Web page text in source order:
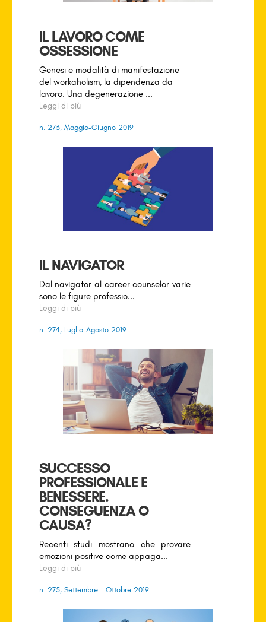
IL LAVORO COME
OSSESSIONE
Genesi e modalità di manifestazione
del workaholism, la dipendenza da
lavoro. Una degenerazione ...
Leggi di più
n. 273, Maggio-Giugno 2019
IL NAVIGATOR
Dal navigator al career counselor varie
sono le figure professio...
Leggi di più
n. 274, Luglio-Agosto 2019
SUCCESSO
PROFESSIONALE E
BENESSERE.
CONSEGUENZA O
CAUSA?
Recenti studi mostrano che provare
emozioni positive come appaga...
Leggi di più
n. 275, Settembre - Ottobre 2019